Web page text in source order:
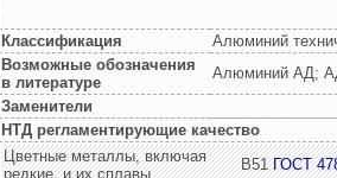
Классификация
Алюминий
Возможные обозначения
в литературе
Алюминий АД;
Заменители
НТД регламентирующие качество
Цветные металлы, включая
редкие, и их сплавы
В51 ГОСТ